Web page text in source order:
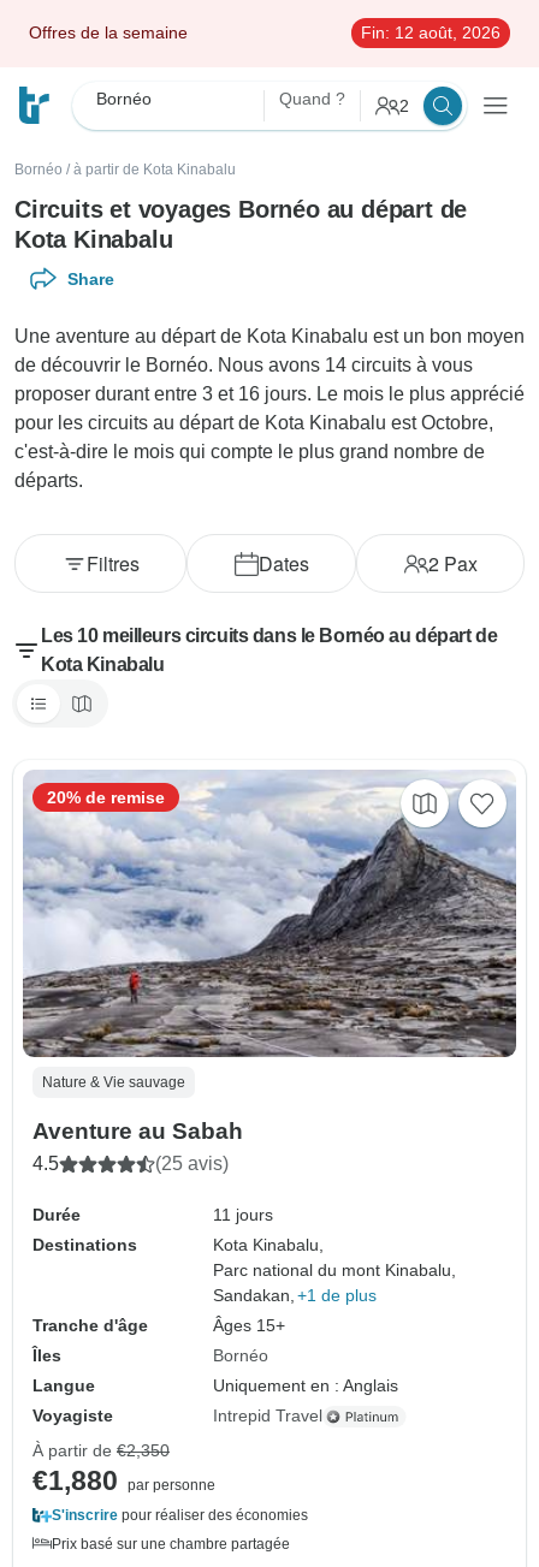
Offres de la semaine Fin: 12 août, 2026
Bornéo Quand ? 2
Bornéo / à partir de Kota Kinabalu
Circuits et voyages Bornéo au départ de
Kota Kinabalu
Share
Une aventure au départ de Kota Kinabalu est un bon moyen
de découvrir le Bornéo. Nous avons 14 circuits à vous
proposer durant entre 3 et 16 jours. Le mois le plus apprécié
pour les circuits au départ de Kota Kinabalu est Octobre,
c'est-à-dire le mois qui compte le plus grand nombre de
départs.
Dates 2Pax
Filtres
Les 10 meilleurs circuits dans le Bornéo au départ de
Kota Kinabalu
Nature & Vie sauvage
Aventure au Sabah
4.5 (25 avis)
Durée
11 jours
Destinations
Kota Kinabalu,
Parc national du mont Kinabalu,
Sandakan, +1 de plus
Tranche d'âge
Âges 15+
Îles
Bornéo
Langue
Uniquement en : Anglais
Voyagiste
Intrepid Travel
20% de remise
À partir de €2,350
€1,880
par personne
S'inscrire pour réaliser des économies
Prix basé sur une chambre partagée